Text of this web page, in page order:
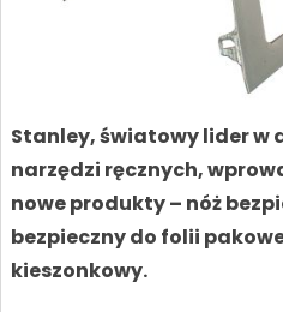
Stanley, światowy lider w
narzędzi ręcznych,
nowe produkty – nóż
bezpieczny do folii
kieszonkowy.